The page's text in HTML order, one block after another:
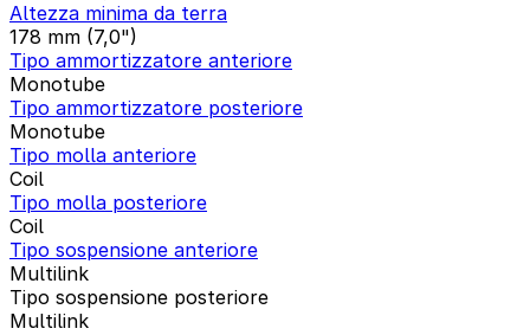
Altezza minima da terra
178 mm (7,0")
Tipo ammortizzatore anteriore
Monotube
Tipo ammortizzatore posteriore
Monotube
Tipo molla anteriore
Coil
Tipo molla posteriore
Coil
Tipo sospensione anteriore
Multilink
Tipo sospensione posteriore
Multilink